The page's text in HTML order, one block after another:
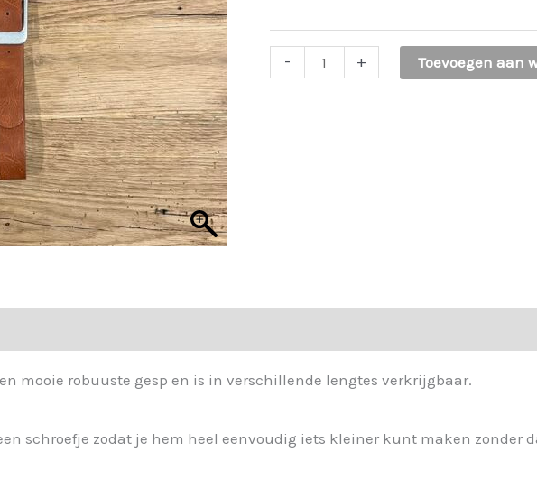
€ 14,95.€ 11,21.
-
44956.
+ Toevoegen aan
mooie robuuste gesp en is in verschillende lengtes verkrijgbaar.
schroefje zodat je hem heel eenvoudig iets kleiner kunt maken zonder